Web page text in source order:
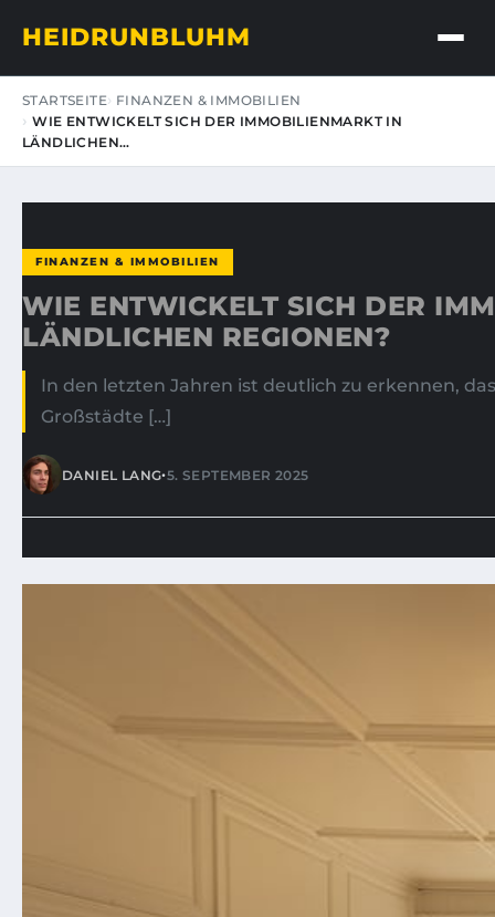
HEIDRUNBLUHM
STARTSEITE FINANZEN & IMMOBILIEN
WIE ENTWICKELT SICH DER IMMOBILIENMARKT IN
LÄNDLICHEN…
FINANZEN & IMMOBILIEN
WIE ENTWICKELT SICH DER
LÄNDLICHEN REGIONEN?
In den letzten Jahren ist deutlich zu erkennen,
Großstädte […]
DANIEL LANG•5. SEPTEMBER 2025